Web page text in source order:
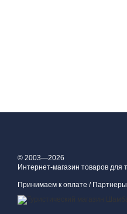
© 2003—2026
Интернет-магазин товаров для
Принимаем к оплате / Партнеры